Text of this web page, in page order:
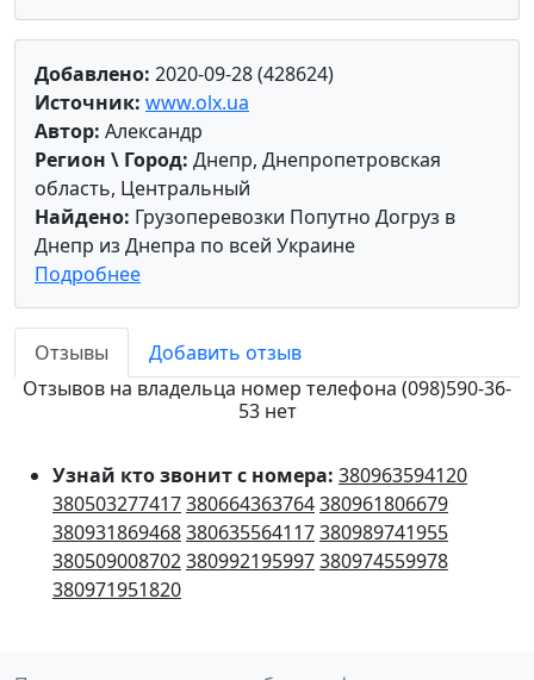
Добавлено: 2020-09-28 (428624)
Источник: www.olx.ua
Автор: Александр
Регион \ Город: Днепр, Днепропетровская
область, Центральный
Найдено: Грузоперевозки Попутно Догруз в
Днепр из Днепра по всей Украине
Подробнее
Отзывы
Добавить отзыв
Отзывов на владельца номер телефона (098)590-36-
53 нет
Узнай кто звонит с номера: 380963594120
380503277417380664363764380961806679
380931869468380635564117380989741955
380509008702380992195997380974559978
380971951820